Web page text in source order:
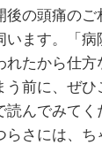
後の頭痛のご
います。「病
れたから仕方
う前に、ぜひ
読んでみてく
らさには、ち